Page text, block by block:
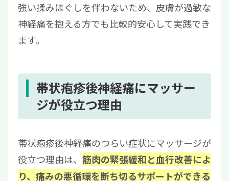
強い揉みほぐしを伴わないため、皮膚が過敏な
神経痛を抱える方でも比較的安心して実践でき
ます。
帯状疱疹後神経痛にマッサー
ジが役立つ理由
帯状疱疹後神経痛のつらい症状にマッサージが
役立つ理由は、 筋肉の緊張緩和と血行改善によ
り、痛みの悪循環を断ち切るサポートができる